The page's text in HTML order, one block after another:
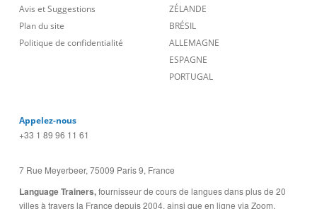
Avis et Suggestions
Plan du site
Politique de confidentialité
ZÉLANDE
BRÉSIL
ALLEMAGNE
ESPAGNE
PORTUGAL
Appelez-nous
+33 1 89 96 11 61
7 Rue Meyerbeer, 75009 Paris 9, France
Language Trainers,fournisseur de cours de langues dans plus de 20
villes à travers la France depuis 2004, ainsi que en ligne via Zoom,